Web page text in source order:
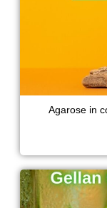
Agarose in